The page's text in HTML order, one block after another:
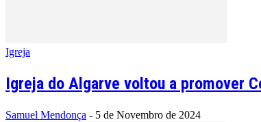
Igreja
Igreja do Algarve voltou a promover
Samuel Mendonça - 5 de Novembro de 2024